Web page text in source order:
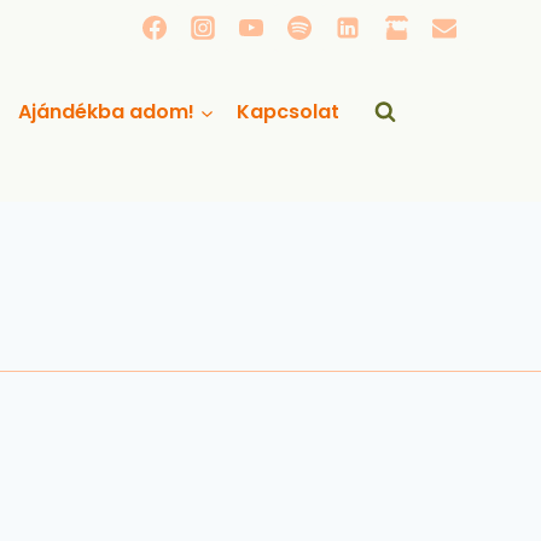
Ajándékba adom! Kapcsolat